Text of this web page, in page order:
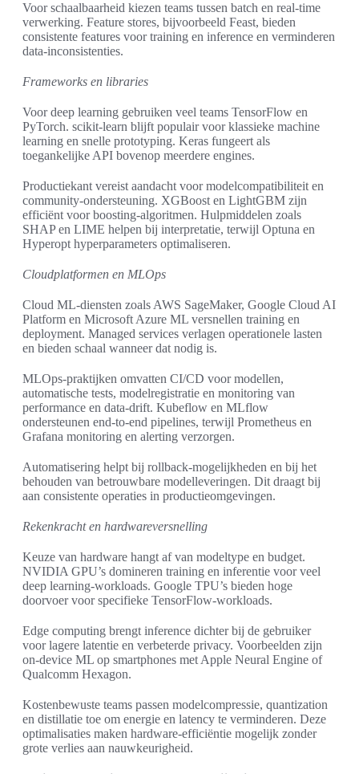
Voor schaalbaarheid kiezen teams tussen batch en real-time
verwerking. Feature stores, bijvoorbeeld Feast, bieden
consistente features voor training en inference en verminderen
data-inconsistenties.
Frameworks en libraries
Voor deep learning gebruiken veel teams TensorFlow en
PyTorch. scikit-learn blijft populair voor klassieke machine
learning en snelle prototyping. Keras fungeert als
toegankelijke API bovenop meerdere engines.
Productiekant vereist aandacht voor modelcompatibiliteit en
community-ondersteuning. XGBoost en LightGBM zijn
efficiënt voor boosting-algoritmen. Hulpmiddelen zoals
SHAP en LIME helpen bij interpretatie, terwijl Optuna en
Hyperopt hyperparameters optimaliseren.
Cloudplatformen en MLOps
Cloud ML-diensten zoals AWS SageMaker, Google Cloud AI
Platform en Microsoft Azure ML versnellen training en
deployment. Managed services verlagen operationele lasten
en bieden schaal wanneer dat nodig is.
MLOps-praktijken omvatten CI/CD voor modellen,
automatische tests, modelregistratie en monitoring van
performance en data-drift. Kubeflow en MLflow
ondersteunen end-to-end pipelines, terwijl Prometheus en
Grafana monitoring en alerting verzorgen.
Automatisering helpt bij rollback-mogelijkheden en bij het
behouden van betrouwbare modelleveringen. Dit draagt bij
aan consistente operaties in productieomgevingen.
Rekenkracht en hardwareversnelling
Keuze van hardware hangt af van modeltype en budget.
NVIDIA GPU’s domineren training en inferentie voor veel
deep learning-workloads. Google TPU’s bieden hoge
doorvoer voor specifieke TensorFlow-workloads.
Edge computing brengt inference dichter bij de gebruiker
voor lagere latentie en verbeterde privacy. Voorbeelden zijn
on-device ML op smartphones met Apple Neural Engine of
Qualcomm Hexagon.
Kostenbewuste teams passen modelcompressie, quantization
en distillatie toe om energie en latency te verminderen. Deze
optimalisaties maken hardware-efficiëntie mogelijk zonder
grote verlies aan nauwkeurigheid.